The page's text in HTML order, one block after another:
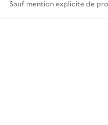
Sauf mention explicite de